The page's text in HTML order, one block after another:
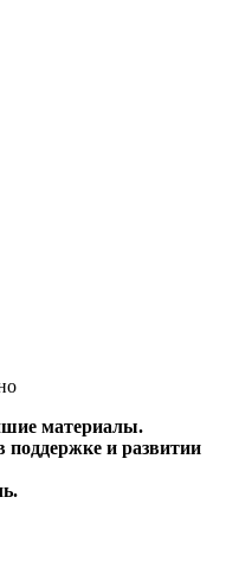
материалы.
и развитии